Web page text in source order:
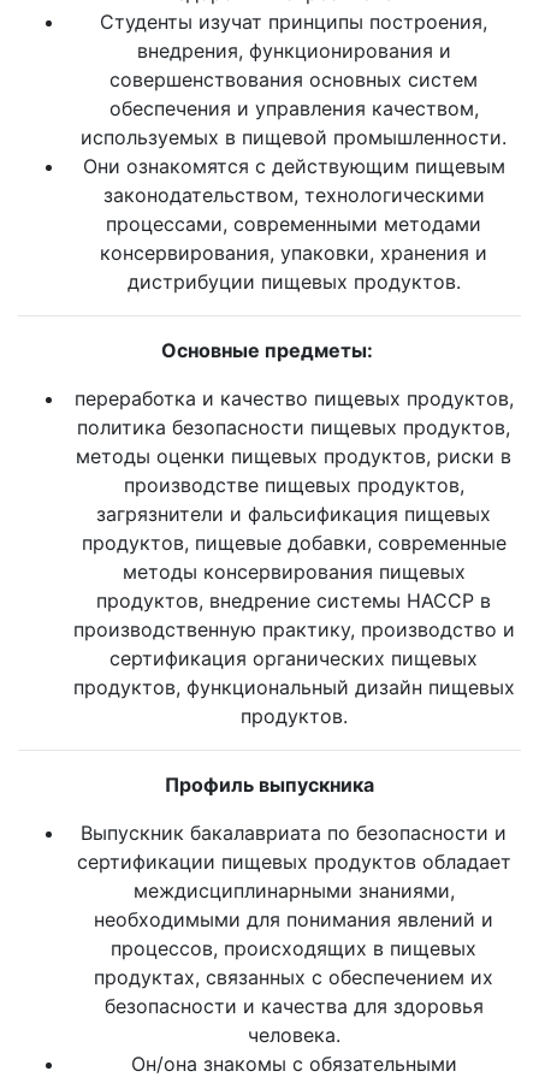
Студенты изучат принципы построения,
внедрения, функционирования и
совершенствования основных систем
обеспечения и управления качеством,
используемых в пищевой промышленности.
Они ознакомятся с действующим пищевым
законодательством, технологическими
процессами, современными методами
консервирования, упаковки, хранения и
дистрибуции пищевых продуктов.
Основные предметы:
переработка и качество пищевых продуктов,
политика безопасности пищевых продуктов,
методы оценки пищевых продуктов, риски в
производстве пищевых продуктов,
загрязнители и фальсификация пищевых
продуктов, пищевые добавки, современные
методы консервирования пищевых
продуктов, внедрение системы НАССР в
производственную практику, производство и
сертификация органических пищевых
продуктов, функциональный дизайн пищевых
продуктов.
Профиль выпускника
Выпускник бакалавриата по безопасности и
сертификации пищевых продуктов обладает
междисциплинарными знаниями,
необходимыми для понимания явлений и
процессов, происходящих в пищевых
продуктах, связанных с обеспечением их
безопасности и качества для здоровья
человека.
Он/она знакомы с обязательными